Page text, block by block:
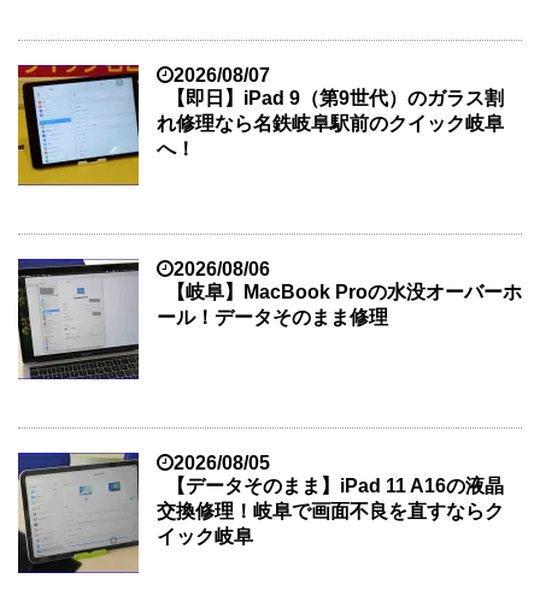
2026/08/07
【即日】iPad 9（第9世代）のガラス割
れ修理なら名鉄岐阜駅前のクイック岐阜
へ！
2026/08/06
【岐阜】MacBook Proの水没オーバーホ
ール！データそのまま修理
2026/08/05
【データそのまま】iPad 11 A16の液晶
交換修理！岐阜で画面不良を直すならク
イック岐阜